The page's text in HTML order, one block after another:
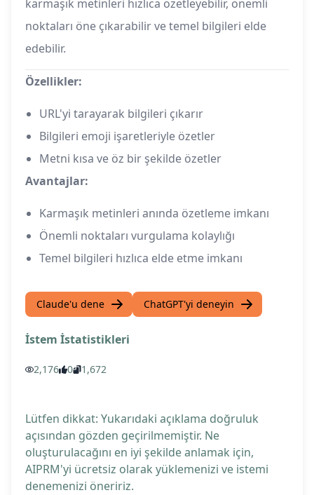
karmaşık metinleri hızlıca özetleyebilir, önemli
noktaları öne çıkarabilir ve temel bilgileri elde
edebilir.
Özellikler:
URL'yi tarayarak bilgileri çıkarır
Bilgileri emoji işaretleriyle özetler
Metni kısa ve öz bir şekilde özetler
Avantajlar:
Karmaşık metinleri anında özetleme imkanı
Önemli noktaları vurgulama kolaylığı
Temel bilgileri hızlıca elde etme imkanı
Claude'u dene ChatGPT'yi deneyin
İstem İstatistikleri
2,176 0 1,672
Lütfen dikkat: Yukarıdaki açıklama doğruluk
açısından gözden geçirilmemiştir. Ne
oluşturulacağını en iyi şekilde anlamak için,
AIPRM'yi ücretsiz olarak yüklemenizi ve istemi
denemenizi öneririz.